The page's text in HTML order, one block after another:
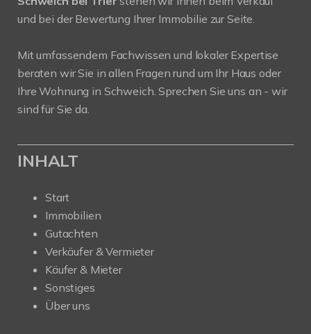
und bei der Bewertung Ihrer Immobilie zur Seite.
Mit umfassendem Fachwissen und lokaler Expertise
beraten wir Sie in allen Fragen rund um Ihr Haus oder
Ihre Wohnung in Schweich. Sprechen Sie uns an - wir
sind für Sie da.
INHALT
Start
Immobilien
Gutachten
Verkäufer & Vermieter
Käufer & Mieter
Sonstiges
Über uns